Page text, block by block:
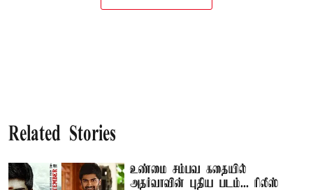
Related Stories
உண்மை சம்பவ கதையில்
அதர்வாவின் புதிய படம்... ரிலீஸ்